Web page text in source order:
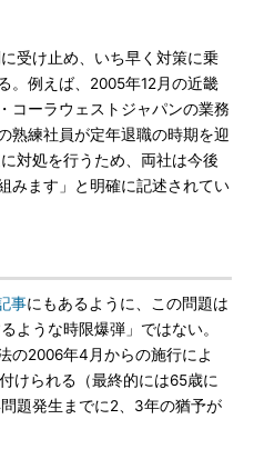
受け止め、いち早く対策に乗
。例えば、2005年12月の近畿
コーラウェストジャパンの業務
熟練社員が定年退職の時期を迎
対処を行うため、両社は今後
みます」と明確に記述されてい
事にもあるように、この問題は
ような時限爆弾」ではない。
の2006年4月からの施行によ
けられる（最終的には65歳に
題発生までに2、3年の猶予が